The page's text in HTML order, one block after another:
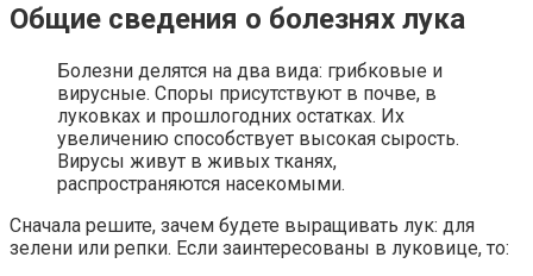
Общие сведения о болезнях лука
Болезни делятся на два вида: грибковые и
вирусные. Споры присутствуют в почве, в
луковках и прошлогодних остатках. Их
увеличению способствует высокая сырость.
Вирусы живут в живых тканях,
распространяются насекомыми.
Сначала решите, зачем будете выращивать лук: для
зелени или репки. Если заинтересованы в луковице, то: